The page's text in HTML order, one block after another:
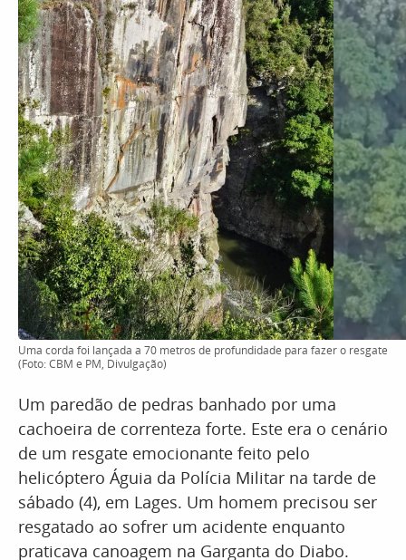
Uma corda foi lançada a 70 metros de profundidade para fazer o resgate
(Foto: CBM e PM, Divulgação)
Um paredão de pedras banhado por uma
cachoeira de correnteza forte. Este era o cenário
de um resgate emocionante feito pelo
helicóptero Águia da Polícia Militar na tarde de
sábado (4), em Lages. Um homem precisou ser
resgatado ao sofrer um acidente enquanto
praticava canoagem na Garganta do Diabo.